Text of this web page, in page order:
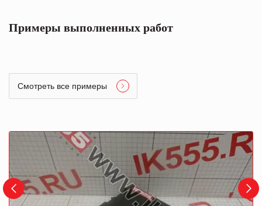
Примеры выполненных работ
Смотреть все примеры